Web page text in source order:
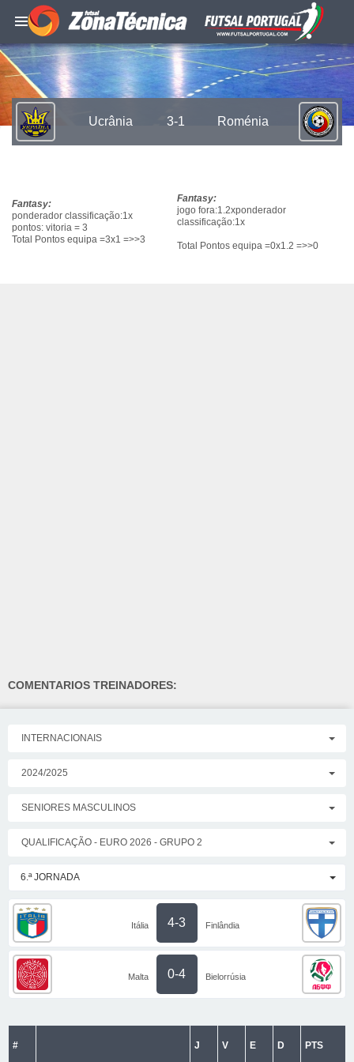
Ucrânia 3-1 Roménia
Fantasy:
ponderador classificação:1x
pontos: vitoria = 3
Total Pontos equipa =3x1 =>>3
Fantasy:
jogo fora:1.2xponderador
classificação:1x
Total Pontos equipa =0x1.2 =>>0
COMENTARIOS TREINADORES:
INTERNACIONAIS
2024/2025
SENIORES MASCULINOS
QUALIFICAÇÃO - EURO 2026 - GRUPO 2
6.ª JORNADA
Itália 4-3 Finlândia
Malta 0-4 Bielorrúsia
# J V E D PTS